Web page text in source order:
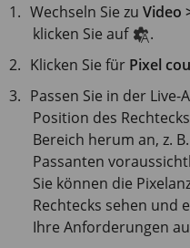
Wechseln Sie zuVideo
klicken Sie auf
.
Klicken Sie für Pixel
Passen Sie in der
Position des
Bereich herum an, z.
Passanten
Sie können die
Rechtecks sehen und
Ihre Anforderungen